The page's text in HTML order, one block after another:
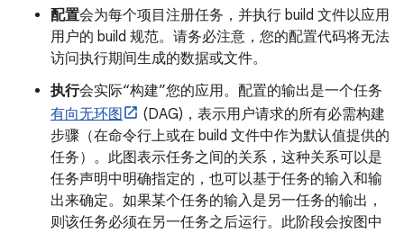
配置会为每个项目注册任务，并执行 build 文件以应用
用户的 build 规范。请务必注意，您的配置代码将无法
访问执行期间生成的数据或文件。
执行会实际“构建”您的应用。配置的输出是一个任务
有向无环图
(DAG)，表示用户请求的所有必需构建
步骤（在命令行上或在 build 文件中作为默认值提供的
任务）。此图表示任务之间的关系，这种关系可以是
任务声明中明确指定的，也可以基于任务的输入和输
出来确定。如果某个任务的输入是另一任务的输出，
则该任务必须在另一任务之后运行。此阶段会按图中